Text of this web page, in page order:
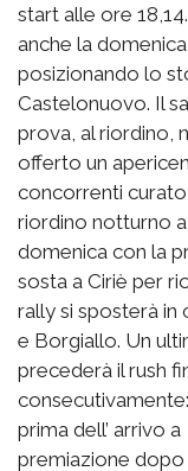
start alle ore
anche la
posizionando lo
Castelonuovo. Il
prova, al riordino,
offerto un
concorrenti curato
riordino notturno
domenica con la
sosta a Ciriè per
rally si sposterà in
e Borgiallo. Un
precederà il rush
prima dell’ arrivo
premiazione